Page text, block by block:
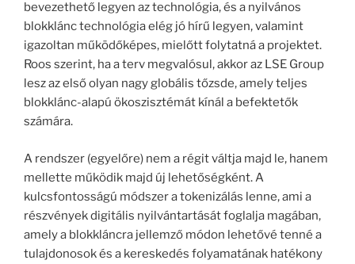
bevezethető legyen az technológia, és a nyilvános
blokklánc technológia elég jó hírű legyen, valamint
igazoltan működőképes, mielőtt folytatná a projektet.
Roos szerint, ha a terv megvalósul, akkor az LSE Group
lesz az első olyan nagy globális tőzsde, amely teljes
blokklánc-alapú ökoszisztémát kínál a befektetők
számára.
A rendszer (egyelőre) nem a régit váltja majd le, hanem
mellette működik majd új lehetőségként. A
kulcsfontosságú módszer a tokenizálás lenne, ami a
részvények digitális nyilvántartását foglalja magában,
amely a blokkláncra jellemző módon lehetővé tenné a
tulajdonosok és a kereskedés folyamatának hatékony